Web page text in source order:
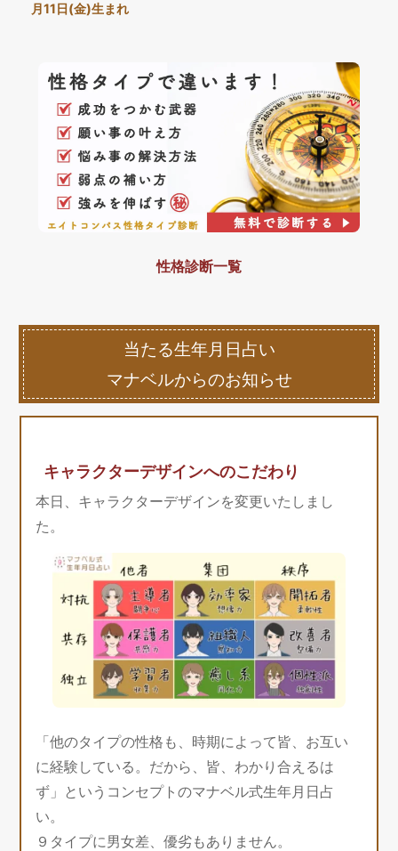
月11日(金)生まれ
性格診断一覧
当たる生年月日占い
マナベルからのお知らせ
キャラクターデザインへのこだわり
本日、キャラクターデザインを変更いたしまし
た。
「他のタイプの性格も、時期によって皆、お互い
に経験している。だから、皆、わかり合えるは
ず」というコンセプトのマナベル式生年月日占
い。
９タイプに男女差、優劣もありません。